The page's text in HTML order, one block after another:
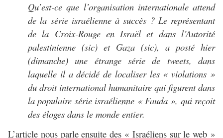
Qu’est-ce que l’organisation internationale attend
de la série israélienne à succès ? Le représentant
de la Croix-Rouge en Israël et dans l’Autorité
palestinienne (sic) et Gaza (sic), a posté hier
(dimanche) une étrange série de tweets, dans
laquelle il a décidé de localiser les « violations »
du droit international humanitaire qui figurent dans
la populaire série israélienne « Fauda », qui reçoit
des éloges dans le monde entier.
L’article nous parle ensuite des « Israéliens sur le web »